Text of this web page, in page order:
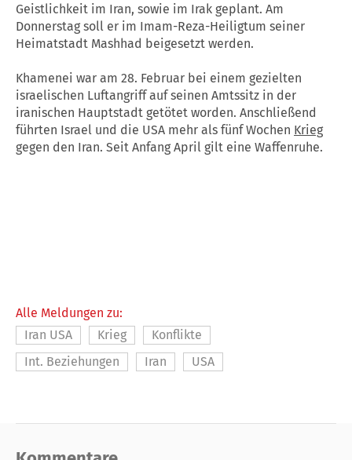
Geistlichkeit im Iran, sowie im Irak geplant. Am
Donnerstag soll er im Imam-Reza-Heiligtum seiner
Heimatstadt Mashhad beigesetzt werden.
Khamenei war am 28. Februar bei einem gezielten
israelischen Luftangriff auf seinen Amtssitz in der
iranischen Hauptstadt getötet worden. Anschließend
führten Israel und die USA mehr als fünf Wochen Krieg
gegen den Iran. Seit Anfang April gilt eine Waffenruhe.
Alle Meldungen zu:
Iran USA
Krieg
Konflikte
Int. Beziehungen
Iran USA